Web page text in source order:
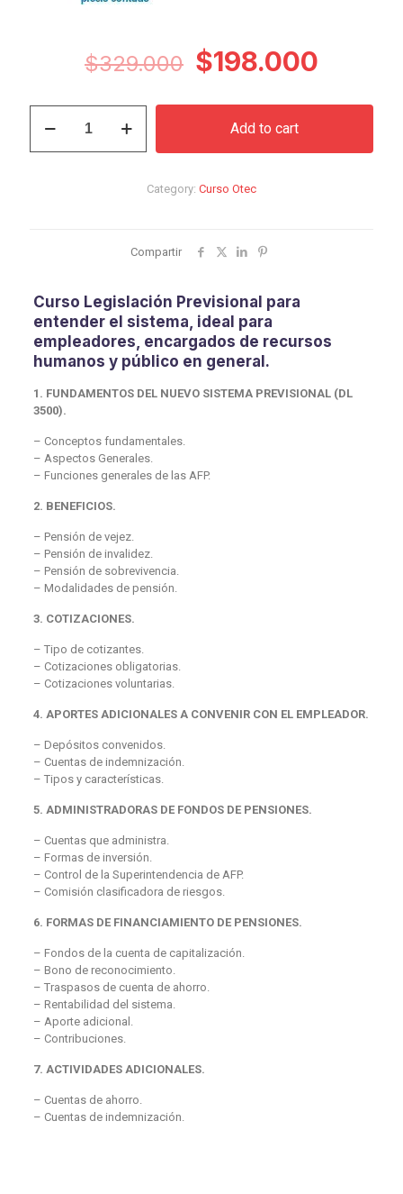
$329.000 Original
was:
$329.000.
$198.000
is:
Legislación
Add to cart
Category: Curso Otec
Compartir
Curso Legislación Previsional para
entender el sistema, ideal para
empleadores, encargados de recursos
humanos y público en general.
1. FUNDAMENTOS DEL NUEVO SISTEMA PREVISIONAL (DL
3500).
– Conceptos fundamentales.
– Aspectos Generales.
– Funciones generales de las AFP.
2. BENEFICIOS.
– Pensión de vejez.
– Pensión de invalidez.
– Pensión de sobrevivencia.
– Modalidades de pensión.
3. COTIZACIONES.
– Tipo de cotizantes.
– Cotizaciones obligatorias.
– Cotizaciones voluntarias.
4. APORTES ADICIONALES A CONVENIR CON EL EMPLEADOR.
– Depósitos convenidos.
– Cuentas de indemnización.
– Tipos y características.
5. ADMINISTRADORAS DE FONDOS DE PENSIONES.
– Cuentas que administra.
– Formas de inversión.
– Control de la Superintendencia de AFP.
– Comisión clasificadora de riesgos.
6. FORMAS DE FINANCIAMIENTO DE PENSIONES.
– Fondos de la cuenta de capitalización.
– Bono de reconocimiento.
– Traspasos de cuenta de ahorro.
– Rentabilidad del sistema.
– Aporte adicional.
– Contribuciones.
7. ACTIVIDADES ADICIONALES.
– Cuentas de ahorro.
– Cuentas de indemnización.